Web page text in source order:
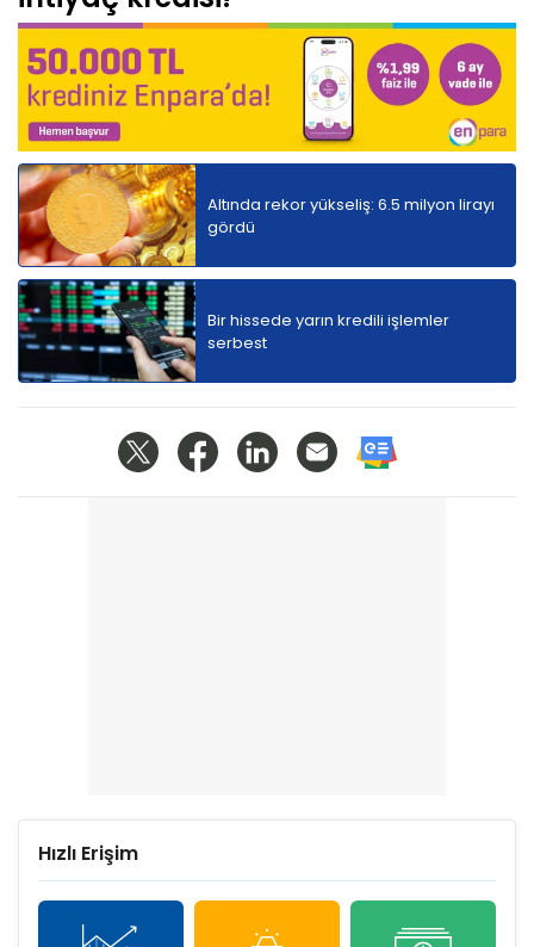
Altında rekor yükseliş: 6.5 milyon lirayı
gördü
Bir hissede yarın kredili işlemler
serbest
Hızlı Erişim